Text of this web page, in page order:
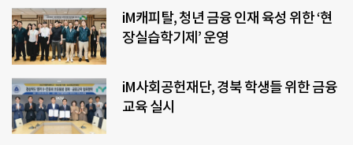
iM캐피탈, 청년 금융 인재 육성 위한 ‘현
장실습학기제’ 운영
iM사회공헌재단, 경북 학생들 위한 금융
교육 실시